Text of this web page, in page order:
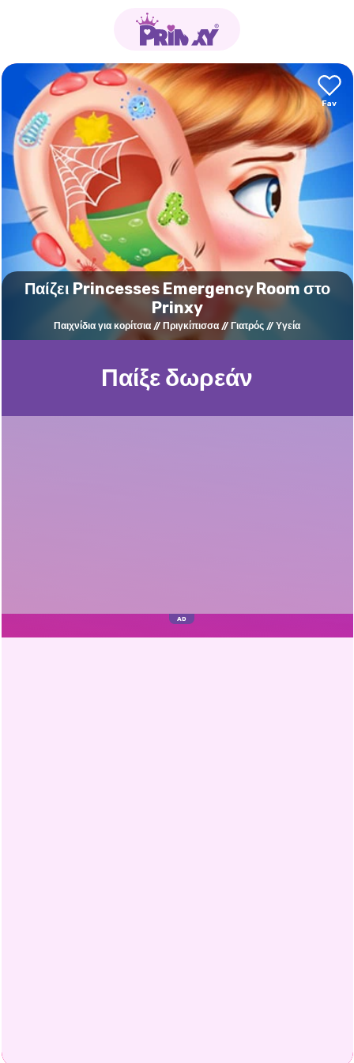
Παίζει Princesses Emergency Room στο
Prinxy
Παιχνίδια για κορίτσια Πριγκίπισσα Γιατρός Υγεία
Παίξε δωρεάν